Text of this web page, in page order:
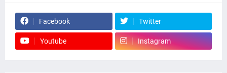
Facebook Twitter
Youtube Instagram